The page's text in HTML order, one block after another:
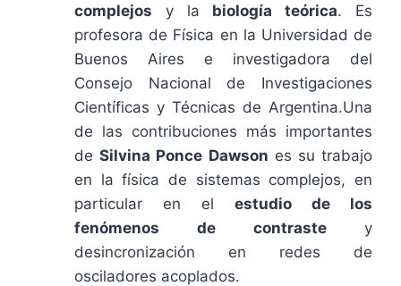
complejos y la biología teórica. Es
profesora de Física en la Universidad de
Buenos Aires e investigadora del
Consejo Nacional de Investigaciones
Científicas y Técnicas de Argentina.Una
de las contribuciones más importantes
deSilvina Ponce Dawson es su trabajo
en la física de sistemas complejos, en
particular en el estudio de los
fenómenos
de contrastey
desincronización en redes de
osciladores acoplados.